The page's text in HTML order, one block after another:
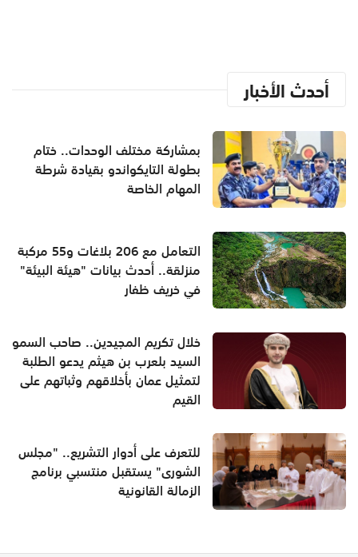
أحدث الأخبار
بمشاركة مختلف الوحدات.. ختام
بطولة التايكواندو بقيادة شرطة
المهام الخاصة
التعامل مع 206 بلاغات و55 مركبة
منزلقة.. أحدث بيانات "هيئة البيئة"
في خريف ظفار
خلال تكريم المجيدين.. صاحب السمو
السيد بلعرب بن هيثم يدعو الطلبة
لتمثيل عمان بأخلاقهم وثباتهم على
القيم
للتعرف على أدوار التشريع.. "مجلس
الشورى" يستقبل منتسبي برنامج
الزمالة القانونية